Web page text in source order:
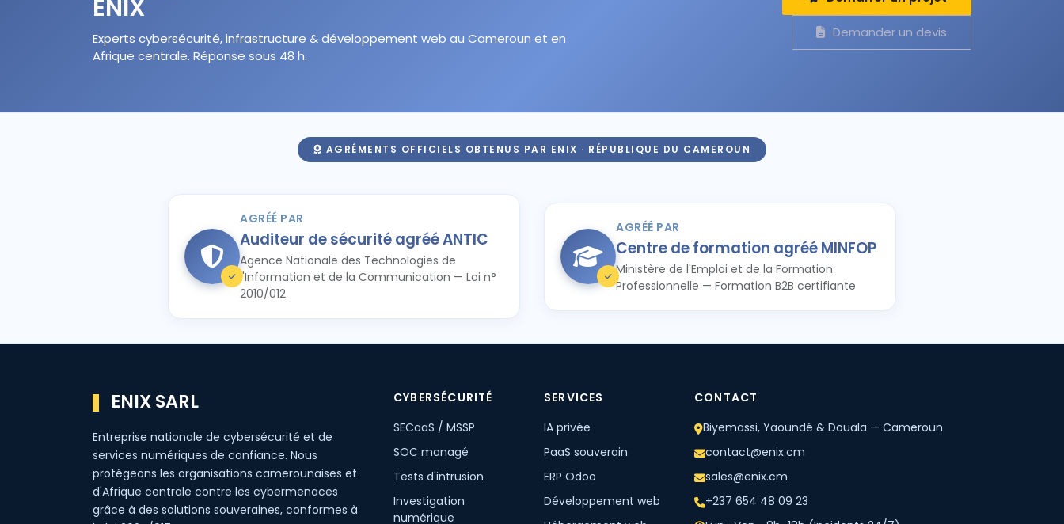
ENIX
Experts cybersécurité, infrastructure & développement web au Cameroun et en
Afrique centrale. Réponse sous 48 h.
Demander un devis
AGRÉMENTS OFFICIELS OBTENUS PAR ENIX · RÉPUBLIQUE DU CAMEROUN
AGRÉÉ PAR
Auditeur de sécurité agréé ANTIC
Agence Nationale des Technologies de
l'Information et de la Communication — Loi n°
2010/012
AGRÉÉ PAR
Centre de formation agréé MINFOP
Ministère de l'Emploi et de la Formation
Professionnelle — Formation B2B certifiante
ENIX SARL
Entreprise nationale de cybersécurité et de
services numériques de confiance. Nous
protégeons les organisations camerounaises et
d'Afrique centrale contre les cybermenaces
grâce à des solutions souveraines, conformes à
CYBERSÉCURITÉ
SECaaS / MSSP
SOC managé
Tests d'intrusion
Investigation
numérique
SERVICES
IA privée
PaaS souverain
ERP Odoo
Développement web
CONTACT
Biyemassi, Yaoundé & Douala — Cameroun
contact@enix.cm
sales@enix.cm
+237 654 48 09 23